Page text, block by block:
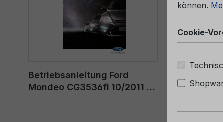
Betriebsanleitung Ford
Mondeo CG3536fi 10/2011 -
können.
Cookie-